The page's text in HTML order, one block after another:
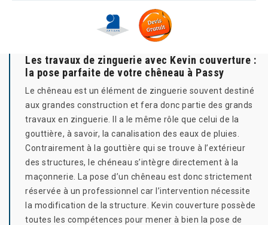
Les travaux de zinguerie avec Kevin couverture :
la pose parfaite de votre chêneau à Passy
Le chêneau est un élément de zinguerie souvent destiné
aux grandes construction et fera donc partie des grands
travaux en zinguerie. Il a le même rôle que celui de la
gouttière, à savoir, la canalisation des eaux de pluies.
Contrairement à la gouttière qui se trouve à l’extérieur
des structures, le chéneau s’intègre directement à la
maçonnerie. La pose d’un chêneau est donc strictement
réservée à un professionnel car l’intervention nécessite
la modification de la structure. Kevin couverture possède
toutes les compétences pour mener à bien la pose de